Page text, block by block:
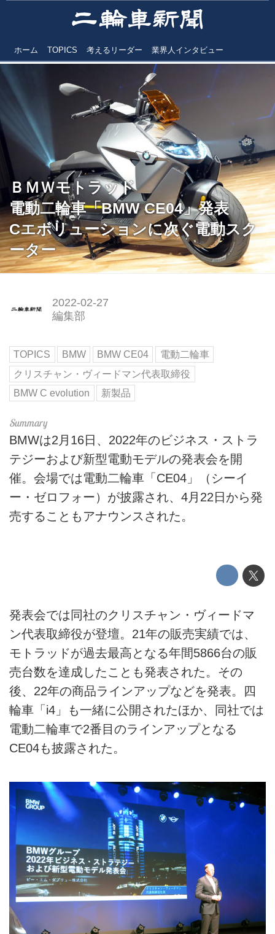
ホーム TOPICS 考えるリーダー 業界人インタビュー
ＢＭＷモトラッド
電動二輪車「BMW CE04」発表
Cエボリューションに次ぐ電動スク
ーター
2022-02-27
編集部
TOPICS BMW BMW CE04
電動二輪車
クリスチャン・ヴィードマン代表取締役
BMW C evolution
新製品
BMWは2月16日、2022年のビジネス・ストラ
テジーおよび新型電動モデルの発表会を開
催。会場では電動二輪車「CE04」（シーイ
ー・ゼロフォー）が披露され、4月22日から発
売することもアナウンスされた。
発表会では同社のクリスチャン・ヴィードマ
ン代表取締役が登壇。21年の販売実績では、
モトラッドが過去最高となる年間5866台の販
売台数を達成したことも発表された。その
後、22年の商品ラインアップなどを発表。四
輪車「i4」も一緒に公開されたほか、同社では
電動二輪車で2番目のラインアップとなる
CE04も披露された。